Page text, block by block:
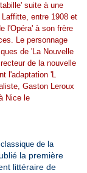
suite à une
entre 1908 et
l'Opéra' à son frère
Le personnage
de 'La Nouvelle
de la nouvelle
l'adaptation 'L
Gaston Leroux
Nice le
classique de la
la première
littéraire de